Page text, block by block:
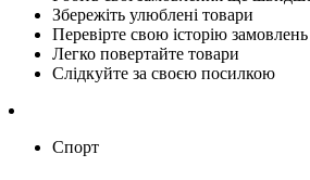
Збережіть улюблені товари
Перевірте свою історію замовлень
Легко повертайте товари
Слідкуйте за своєю посилкою
Спорт